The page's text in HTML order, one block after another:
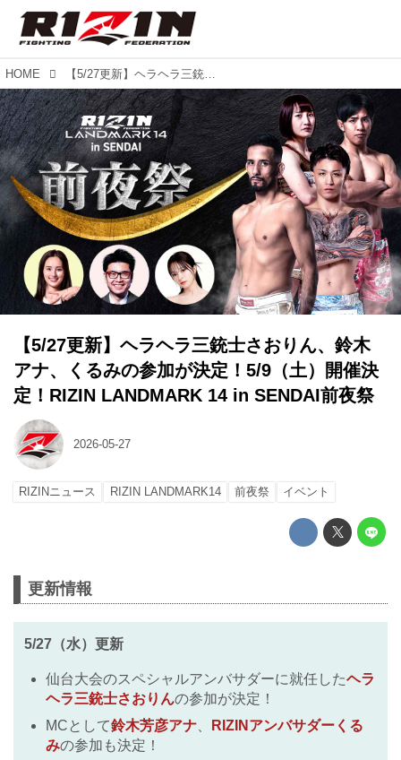
HOME 【5/27更新】ヘラヘラ三銃士さおりん、鈴木アナ、くるみの参加が決定！5/9（土）開催決定！RIZIN LANDMARK 14 in SENDAI前夜祭
【5/27更新】ヘラヘラ三銃士さおりん、鈴木
アナ、くるみの参加が決定！5/9（土）開催決
定！RIZIN LANDMARK 14 in SENDAI前夜祭
2026-05-27
RIZINニュース RIZIN LANDMARK14 前夜祭 イベント
更新情報
5/27（水）更新
仙台大会のスペシャルアンバサダーに就任したヘラ
ヘラ三銃士さおりんの参加が決定！
MCとして鈴木芳彦アナ
RIZINアンバサダーくる
みの参加も決定！